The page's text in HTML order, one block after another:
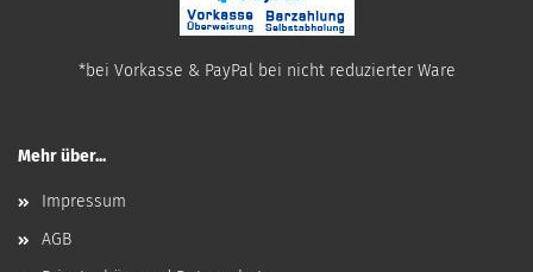
*bei Vorkasse & PayPal bei nicht reduzierter Ware
Mehr über...
Impressum
AGB